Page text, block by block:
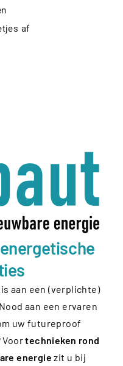
af
aan een (verplichte)
aan een ervaren
uw futureproof
Voortechnieken rond
energiezit u bij